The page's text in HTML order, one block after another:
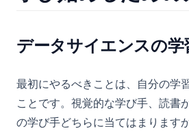
データサイエンスの学
最初にやるべきことは、自分の学
ことです。視覚的な学び手、読書
の学び手どちらに当てはまります